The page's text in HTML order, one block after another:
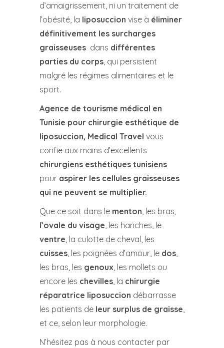
d’amaigrissement, ni un traitement de
l’obésité, la liposuccion vise à éliminer
définitivement les surcharges
graisseuses dans différentes
parties du corps, qui persistent
malgré les régimes alimentaires et le
sport.
Agence de tourisme médical en
Tunisie pour chirurgie esthétique de
liposuccion, Medical Travel vous
confie aux mains d’excellents
chirurgiens esthétiques tunisiens
pour aspirer les cellules graisseuses
qui ne peuvent se multiplier.
Que ce soit dans le menton, les bras,
l’ovale du visage, les hanches, le
ventre, la culotte de cheval, les
cuisses, les poignées d’amour, le dos,
les bras, les genoux, les mollets ou
encore les chevilles, la chirurgie
réparatrice liposuccion débarrasse
les patients de leur surplus de graisse,
et ce, selon leur morphologie.
N’hésitez pas à nous contacter par